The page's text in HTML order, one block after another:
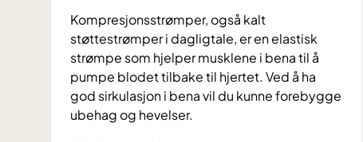
Kompresjonsstrømper, også kalt
støttestrømper i dagligtale, er en elastisk
strømpe som hjelper musklene i bena til å
pumpe blodet tilbake til hjertet. Ved å ha
god sirkulasjon i bena vil du kunne forebygge
ubehag og hevelser.